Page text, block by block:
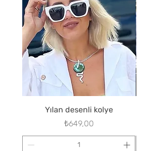
Yılan desenli kolye
Fiyat
₺649,00